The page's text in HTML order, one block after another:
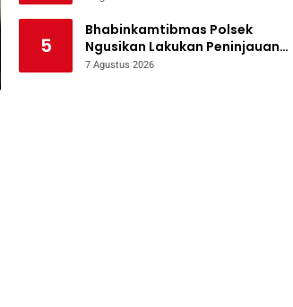
5
Bhabinkamtibmas Polsek
Ngusikan Lakukan Peninjauan
Tanaman Jagung Dalam Rangka
7 Agustus 2026